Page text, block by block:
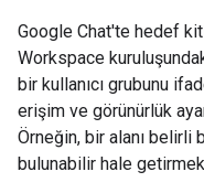
Google Chat'te hedef
Workspace
bir kullanıcı grubunu
erişim ve görünürlük
Örneğin, bir alanı belirli
bulunabilir hale